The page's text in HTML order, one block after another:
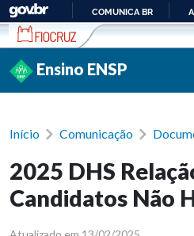
Ir para conteúdo COMUNICA BR
Ensino ENSP
Início Comunicação
2025 DHS
Candidatos Não